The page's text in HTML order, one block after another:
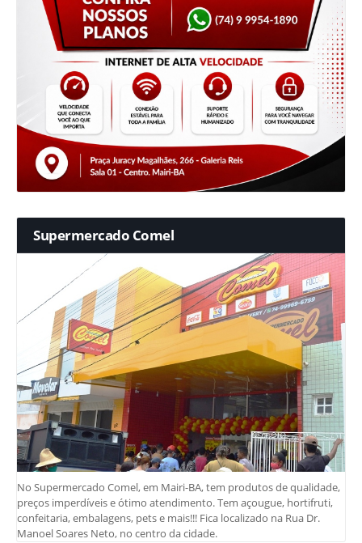
Supermercado Comel
No Supermercado Comel, em Mairi-BA, tem produtos de qualidade,
preços imperdíveis e ótimo atendimento. Tem açougue, hortifruti,
confeitaria, embalagens, pets e mais!!! Fica localizado na Rua Dr.
Manoel Soares Neto, no centro da cidade.